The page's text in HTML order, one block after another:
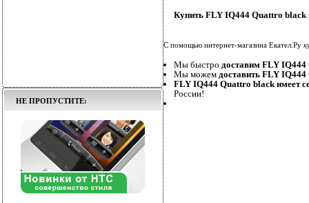
НЕ ПРОПУСТИТЕ:
Купить FLY IQ444 Quattro black
С помощью интернет-магазина Екател.Ру
Мы быстро доставим FLY
Мы можем доставить FLY
FLY IQ444 Quattro black имеет
России!